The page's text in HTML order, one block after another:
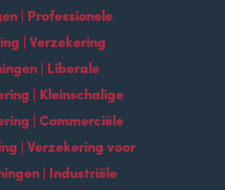
| Professionele
| Verzekering
| Liberale
| Kleinschalige
| Commerciële
| Verzekering voor
| Industriële